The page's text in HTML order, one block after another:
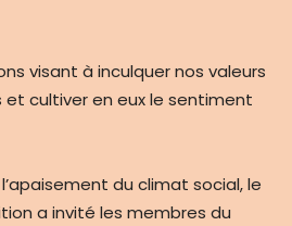
visant à inculquer nos valeurs
et cultiver en eux le sentiment
du climat social, le
a invité les membres du